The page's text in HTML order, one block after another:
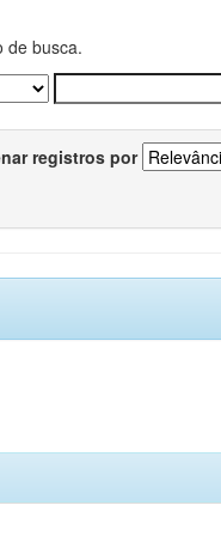
de busca.
registros por